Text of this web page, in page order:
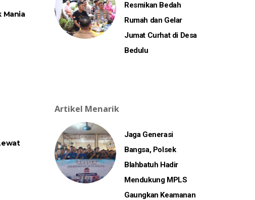
Mania
Resmikan Bedah
Rumah dan Gelar
Jumat Curhat di Desa
Bedulu
Artikel Menarik
Jaga Generasi
Bangsa, Polsek
Blahbatuh Hadir
Mendukung MPLS
Gaungkan Keamanan